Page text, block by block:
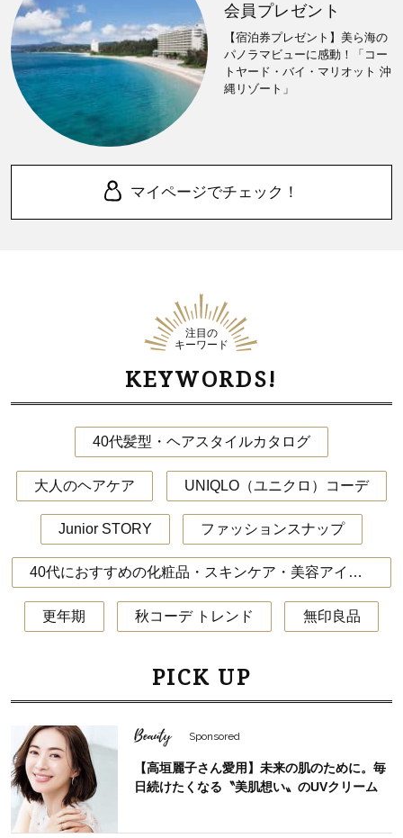
会員プレゼント
【宿泊券プレゼント】美ら海の
パノラマビューに感動！「コー
トヤード・バイ・マリオット 沖
縄リゾート」
マイページでチェック！
注目の
キーワード
KEYWORDS!
40代髪型・ヘアスタイルカタログ
大人のヘアケア UNIQLO（ユニクロ）コーデ
Junior STORY ファッションスナップ
40代におすすめの化粧品・スキンケア・美容アイテム
更年期 秋コーデ トレンド 無印良品
PICK UP
Beauty Sponsored
【高垣麗子さん愛用】未来の肌のために。毎
日続けたくなる〝美肌想い〟のUVクリーム